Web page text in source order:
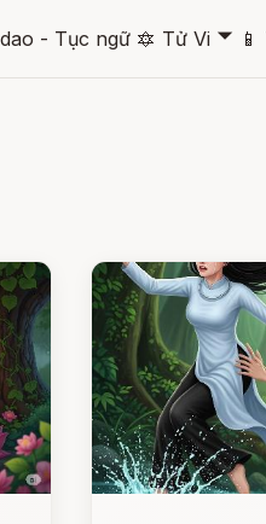
- Tục ngữ 🔯 Tử Vi 🞃 📱